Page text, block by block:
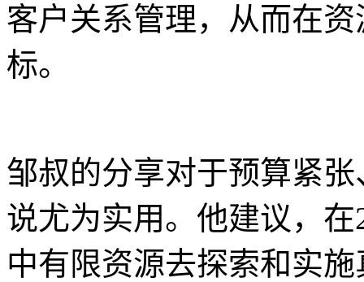
客户关系管理，从而在
标。
邹叔的分享对于预算紧
说尤为实用。他建议，
中有限资源去探索和实